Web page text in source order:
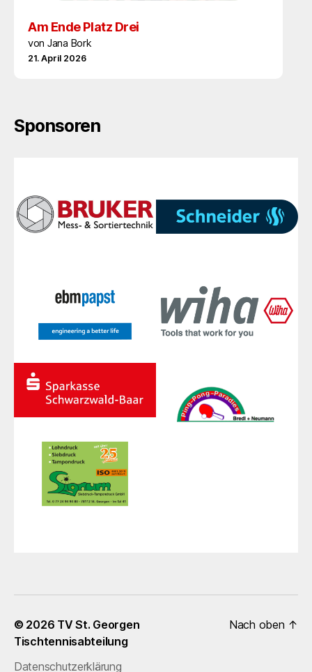
Am Ende Platz Drei
von Jana Bork
21. April 2026
Sponsoren
© 2026 TV St. Georgen
Tischtennisabteilung
Datenschutzerklärung
Nach oben ↑